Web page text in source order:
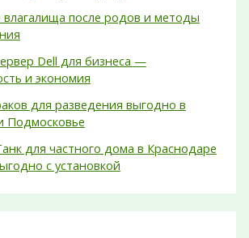
влагалища после родов и методы
Dell для бизнеса —
и экономия
для разведения выгодно в
Подмосковье
для частного дома в Краснодаре
с установкой